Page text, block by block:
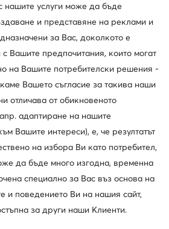
Kappa
Harry Potter
Calvin Klein
Primigi
Nine West
нашите услуги може да бъде
и представяне на реклами и
за Вас, доколкото е
Вашите предпочитания, които могат
на Вашите потребителски решения -
Вашето съгласие за такива наши
отличава от обикновеното
адаптиране на нашите
Вашите интереси), е, че резултатът
на избора Ви като потребител,
да бъде много изгодна, временна
специално за Вас въз основа на
и поведението Ви на нашия сайт,
за други наши Клиенти.